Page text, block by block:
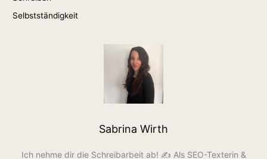
Selbstständigkeit
Sabrina Wirth
Ich nehme dir die Schreibarbeit ab! ✍️ Als SEO-Texterin &